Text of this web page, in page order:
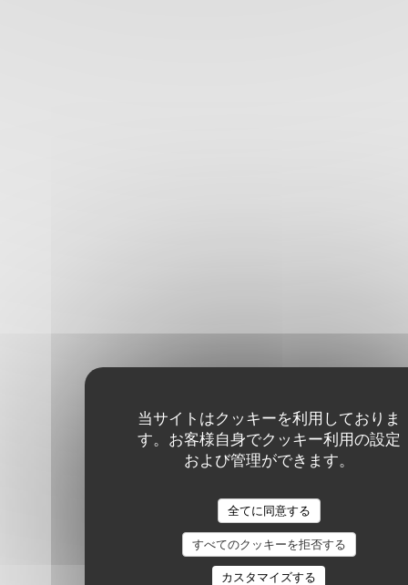
当サイトはクッキーを利用しておりま
す。お客様自身でクッキー利用の設定
および管理ができます。
全てに同意する
すべてのクッキーを拒否する
カスタマイズする